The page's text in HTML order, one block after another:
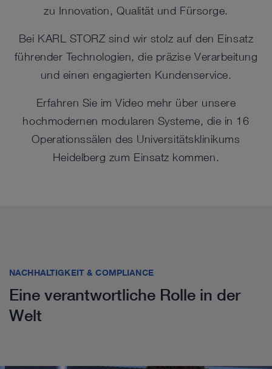
zu Innovation, Qualität und Fürsorge.
Bei KARL STORZ sind wir stolz auf den Einsatz
führender Technologien, die präzise Verarbeitung
und einen engagierten Kundenservice.
Erfahren Sie im Video mehr über unsere
hochmodernen modularen Systeme, die in 16
Operationssälen des Universitätsklinikums
Heidelberg zum Einsatz kommen.
NACHHALTIGKEIT & COMPLIANCE
Eine verantwortliche Rolle in der
Welt